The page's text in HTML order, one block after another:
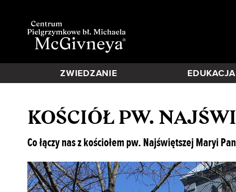
ZWIEDZANIE EDUKACJA
KOŚCIÓŁ PW.
Co łączy nas z kościołem pw. Najświętszej Maryi